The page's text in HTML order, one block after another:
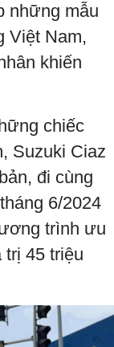
những mẫu
Việt Nam,
khiến
chiếc
Suzuki Ciaz
đi cùng
6/2024
trình ưu
45 triệu